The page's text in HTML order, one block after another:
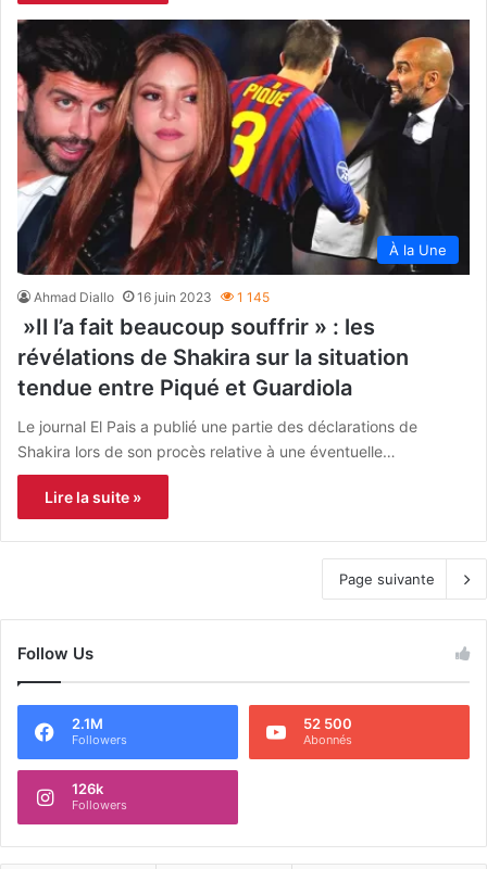
À la Une
Ahmad Diallo 16 juin 2023 1 145
»Il l’a fait beaucoup souffrir » : les
révélations de Shakira sur la situation
tendue entre Piqué et Guardiola
Le journal El Pais a publié une partie des déclarations de
Shakira lors de son procès relative à une éventuelle…
Lire la suite »
Page suivante
Follow Us
2.1M
Followers
52 500
Abonnés
126k
Followers